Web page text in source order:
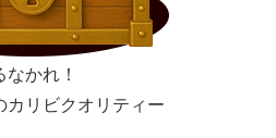
かれ！
カリビクオリティー